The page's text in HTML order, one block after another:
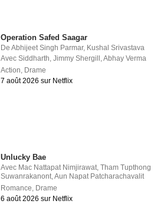
Operation Safed Saagar
DeAbhijeet Singh Parmar, Kushal Srivastava
AvecSiddharth,Jimmy Shergill ,Abhay Verma
Action, Drame
7 août 2026 sur Netflix
Unlucky Bae
Avec Mac Nattapat Nimjirawat,Tham Tupthong
Suwanrakanont,Aun Napat Patcharachavalit
Romance, Drame
6 août 2026 sur Netflix